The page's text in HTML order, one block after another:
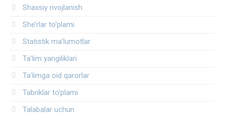
Shaxsiy rivojlanish
She’rlar to‘plami
Statistik ma’lumotlar
Ta’lim yangiliklari
Ta’limga oid qarorlar
Tabriklar to'plami
Talabalar uchun